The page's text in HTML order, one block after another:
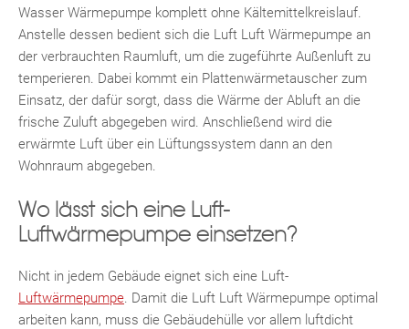
Wasser Wärmepumpe komplett ohne Kältemittelkreislauf.
Anstelle dessen bedient sich die Luft Luft Wärmepumpe an
der verbrauchten Raumluft, um die zugeführte Außenluft zu
temperieren. Dabei kommt ein Plattenwärmetauscher zum
Einsatz, der dafür sorgt, dass die Wärme der Abluft an die
frische Zuluft abgegeben wird. Anschließend wird die
erwärmte Luft über ein Lüftungssystem dann an den
Wohnraum abgegeben.
Wo lässt sich eine Luft-
Luftwärmepumpe einsetzen?
Nicht in jedem Gebäude eignet sich eine Luft-
Luftwärmepumpe . Damit die Luft Luft Wärmepumpe optimal
arbeiten kann, muss die Gebäudehülle vor allem luftdicht